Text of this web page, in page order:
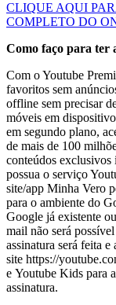
CLIQUE AQUI
COMPLETO DO
Como faço para ter
Com o Youtube
favoritos sem
offline sem precisar
móveis em
em segundo plano,
de mais de 100
conteúdos exclusivos
possua o serviço
site/app Minha Vero
para o ambiente do
Google já existente
mail não será
assinatura será feita
site https://
e Youtube Kids para
assinatura.